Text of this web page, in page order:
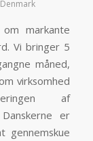
markante
Vi bringer 5
måned,
virksomhed
af
er